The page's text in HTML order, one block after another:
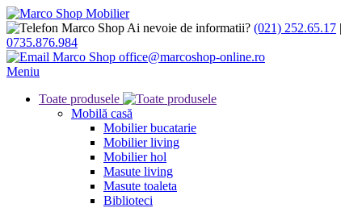
Ai nevoie de informatii? (021) 252.65.17 |
0735.876.984
office@marcoshop-online.ro
Meniu
Toate produsele
Mobilă casă
Mobilier bucatarie
Mobilier living
Mobilier hol
Masute living
Masute toaleta
Biblioteci